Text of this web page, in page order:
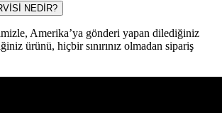
NEDİR?
Amerika’ya gönderi yapan dilediğiniz
ürünü, hiçbir sınırınız olmadan sipariş